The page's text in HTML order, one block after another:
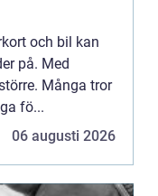
och bil kan
på. Med
Många tror
fö...
06 augusti 2026